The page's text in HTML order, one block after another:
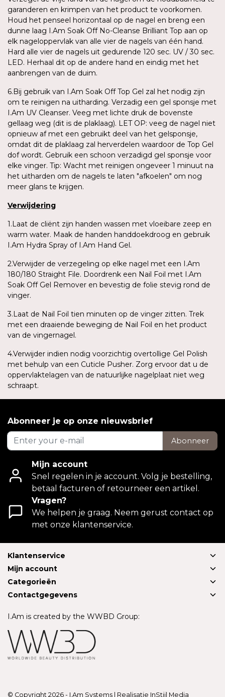
garanderen en krimpen van het product te voorkomen.
Houd het penseel horizontaal op de nagel en breng een
dunne laag I.Am Soak Off No-Cleanse Brilliant Top aan op
elk nageloppervlak van alle vier de nagels van één hand.
Hard alle vier de nagels uit gedurende 120 sec. UV / 30 sec.
LED. Herhaal dit op de andere hand en eindig met het
aanbrengen van de duim.
6.Bij gebruik van I.Am Soak Off Top Gel zal het nodig zijn
om te reinigen na uitharding. Verzadig een gel sponsje met
I.Am UV Cleanser. Veeg met lichte druk de bovenste
gellaag weg (dit is de plaklaag). LET OP: veeg de nagel niet
opnieuw af met een gebruikt deel van het gelsponsje,
omdat dit de plaklaag zal herverdelen waardoor de Top Gel
dof wordt. Gebruik een schoon verzadigd gel sponsje voor
elke vinger. Tip: Wacht met reinigen ongeveer 1 minuut na
het uitharden om de nagels te laten "afkoelen" om nog
meer glans te krijgen.
Verwijdering
1.Laat de cliënt zijn handen wassen met vloeibare zeep en
warm water. Maak de handen handdoekdroog en gebruik
I.Am Hydra Spray of I.Am Hand Gel.
2.Verwijder de verzegeling op elke nagel met een I.Am
180/180 Straight File. Doordrenk een Nail Foil met I.Am
Soak Off Gel Remover en bevestig de folie stevig rond de
vinger.
3.Laat de Nail Foil tien minuten op de vinger zitten. Trek
met een draaiende beweging de Nail Foil en het product
van de vingernagel.
4.Verwijder indien nodig voorzichtig overtollige Gel Polish
met behulp van een Cuticle Pusher. Zorg ervoor dat u de
oppervlaktelagen van de natuurlijke nagelplaat niet weg
schraapt.
Abonneer je op onze nieuwsbrief
Abonneer
Mijn account
Snel regelen in je account. Volg je bestelling,
betaal facturen of retourneer een artikel.
Vragen?
We helpen je graag. Neem gerust contact op
met onze klantenservice.
Klantenservice
Mijn account
Categorieën
Contactgegevens
I.Am is created by the WWBD Group:
© Copyright 2026 - I.Am Systems | Realisatie InStijl Media